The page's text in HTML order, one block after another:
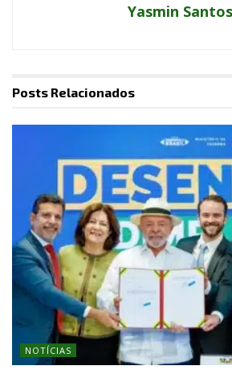
Yasmin Santos
PostsRelacionados
NOTÍCIAS